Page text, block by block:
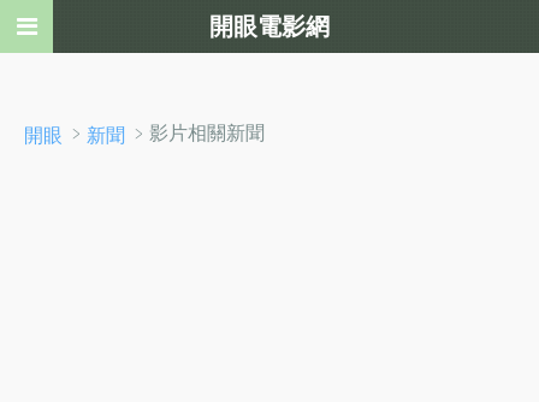
開眼 ﹥ 新聞 ﹥影片相關新聞
開眼電影網